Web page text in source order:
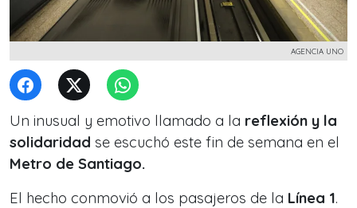
AGENCIA UNO
Un inusual y emotivo llamado a la reflexión y la
solidaridad se escuchó este fin de semana en el
Metro de Santiago.
El hecho conmovió a los pasajeros de la Línea 1.